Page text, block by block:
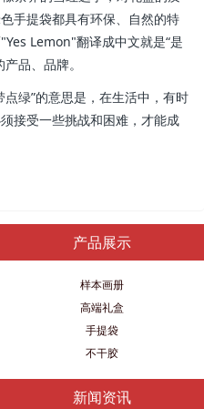
手提袋都具有环保、自然的特
Lemon"翻译成中文就是“是
品、品牌。
绿”的意思是，在生活中，有时
接受一些挑战和困难，才能成
产品展示
样本画册
高端礼盒
手提袋
不干胶
新闻资讯